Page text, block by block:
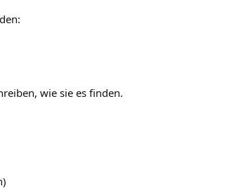
wie sie es finden.